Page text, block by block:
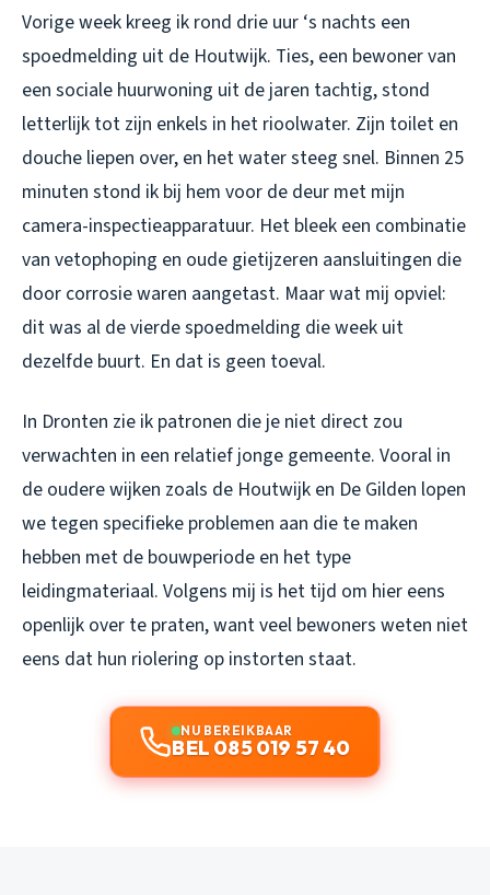
Vorige week kreeg ik rond drie uur ‘s nachts een
spoedmelding uit de Houtwijk. Ties, een bewoner van
een sociale huurwoning uit de jaren tachtig, stond
letterlijk tot zijn enkels in het rioolwater. Zijn toilet en
douche liepen over, en het water steeg snel. Binnen 25
minuten stond ik bij hem voor de deur met mijn
camera-inspectieapparatuur. Het bleek een combinatie
van vetophoping en oude gietijzeren aansluitingen die
door corrosie waren aangetast. Maar wat mij opviel:
dit was al de vierde spoedmelding die week uit
dezelfde buurt. En dat is geen toeval.
In Dronten zie ik patronen die je niet direct zou
verwachten in een relatief jonge gemeente. Vooral in
de oudere wijken zoals de Houtwijk en De Gilden lopen
we tegen specifieke problemen aan die te maken
hebben met de bouwperiode en het type
leidingmateriaal. Volgens mij is het tijd om hier eens
openlijk over te praten, want veel bewoners weten niet
eens dat hun riolering op instorten staat.
NU BEREIKBAAR
BEL 085 019 57 40